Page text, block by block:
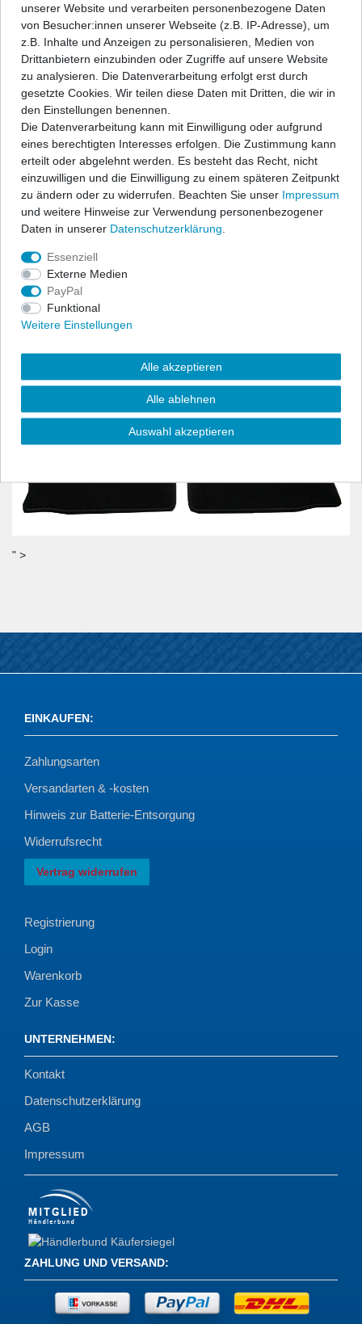
Beschreibung
Angaben Produktsicherheit
Passform-Fußmatten:
- passgenau nach Form des Fußraums
- hochwertige, strapazierfähige Velourqualität (ca. 600g/m²) mit
- Antirutsch-Schutz auf der Unterseite
Befestigungssystem, oder im Lieferumfang befinden sich
entsprechende Befestigungsteile zur Fixierung der Matten, wenn
benötigt wird.
- Material:100% Polyamid, Velour (ca. 600g/m²)
" >
EINKAUFEN:
Zahlungsarten
Versandarten & -kosten
Hinweis zur Batterie-Entsorgung
Widerrufsrecht
Vertrag widerrufen
Registrierung
Login
Warenkorb
Zur Kasse
UNTERNEHMEN:
Kontakt
Datenschutzerklärung
AGB
Impressum
ZAHLUNG UND VERSAND:
unserer Website und verarbeiten personenbezogene Daten
von Besucher:innen unserer Webseite (z.B. IP-Adresse), um
z.B. Inhalte und Anzeigen zu personalisieren, Medien von
Drittanbietern einzubinden oder Zugriffe auf unsere Website
zu analysieren. Die Datenverarbeitung erfolgt erst durch
gesetzte Cookies. Wir teilen diese Daten mit Dritten, die wir in
den Einstellungen benennen.
Die Datenverarbeitung kann mit Einwilligung oder aufgrund
eines berechtigten Interesses erfolgen. Die Zustimmung kann
erteilt oder abgelehnt werden. Es besteht das Recht, nicht
einzuwilligen und die Einwilligung zu einem späteren Zeitpunkt
zu ändern oder zu widerrufen. Beachten Sie unser Impressum
und weitere Hinweise zur Verwendung personenbezogener
Daten in unserer Daten­schutz­erklärung
Essenziell
Externe Medien
PayPal
Funktional
Weitere Einstellungen
Alle akzeptieren
Alle ablehnen
Auswahl akzeptieren